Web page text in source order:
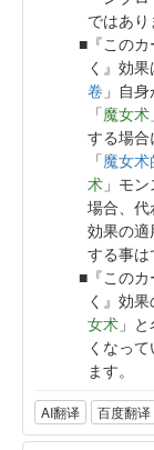
ではあり
『この
く』効
卷 」自
「魔女术
する場合
「魔女
术 」モ
場合、代
効果の
する事は
『この
く』効
女术 」
くなっ
ます。
AI翻译 百度翻译